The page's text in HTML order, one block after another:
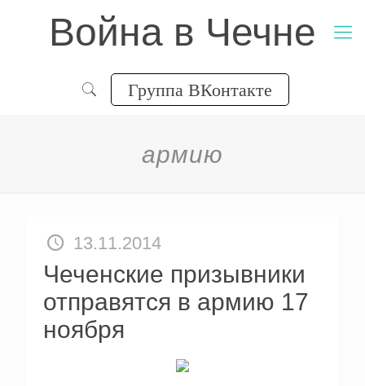
Война в Чечне
Группа ВКонтакте
армию
13.11.2014
Чеченские призывники
отправятся в армию 17
ноября